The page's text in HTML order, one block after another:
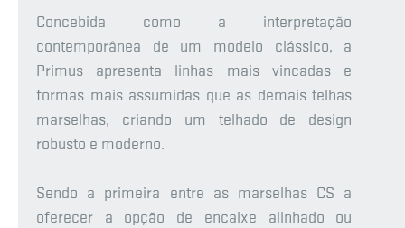
Concebida como a interpretação
contemporânea de um modelo clássico, a
Primus apresenta linhas mais vincadas e
formas mais assumidas que as demais telhas
marselhas, criando um telhado de design
robusto e moderno.
Sendo a primeira entre as marselhas CS a
oferecer a opção de encaixe alinhado ou